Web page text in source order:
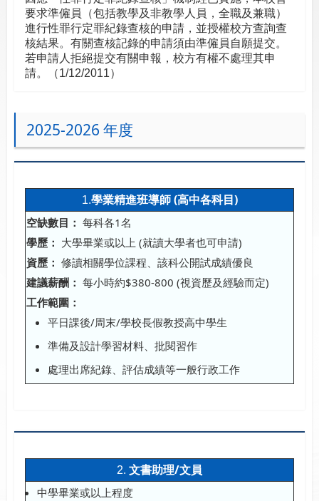
要求準僱員（包括教學及非教學人員，全職及兼職）
進行性罪行定罪紀錄查核的申請，並授權校方查詢查
核結果。有關查核記錄的申請須由準僱員自願提交。
若申請人拒絕提交有關申報，校方有權不處理其申
請。（1/12/2011）
2025-2026 年度
1.學業精進班導師 (高中各科目 )
空缺數目： 每科各1名
學歷： 大學畢業或以上 (就讀大學者也可申請)
資歷： 修讀相關學位課程、該科公開試成績優良
建議薪酬： 每小時約$380-800 (視資歷及經驗而定)
工作範圍：
平日課後/周末/學校長假教授高中學生
準備及設計學習材料、批閱習作
處理出席紀錄、評估成績等一般行政工作
2. 文書助理/文員
中學畢業或以上程度